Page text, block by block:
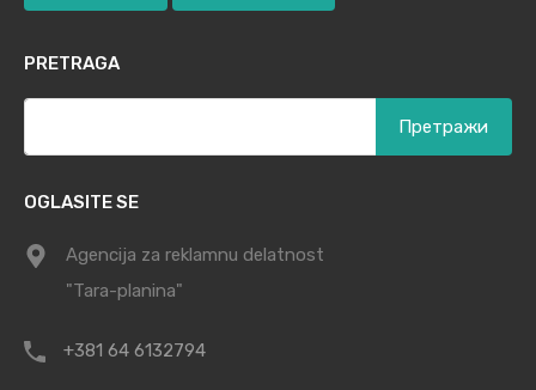
PRETRAGA
OGLASITE SE
Agencija za reklamnu delatnost
"Tara-planina"
+381 64 6132794